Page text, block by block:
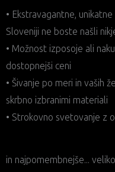
• Ekstravagantne,
Sloveniji ne boste našli
• Možnost izposoje ali
dostopnejši ceni
• Šivanje po meri in vaših
skrbno izbranimi materiali
• Strokovno svetovanje z
in najpomembnejše...